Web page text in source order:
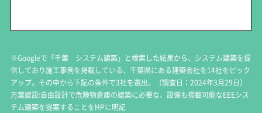
※Googleで「千葉 システム建築」と検索した結果から、システム建築を提
供しており施工事例を掲載している、千葉県にある建築会社を14社をピック
アップ。その中から下記の条件で3社を選出。（調査日：2024年3月29日）
万葉建設:自由設計で危険物倉庫の建築に必要な、設備も搭載可能なEEEシス
テム建築を提案することをHPに明記